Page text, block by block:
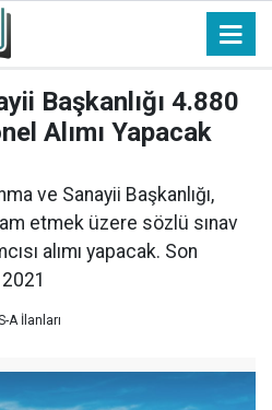
Başkanlığı 4.880
Alımı Yapacak
ve Sanayii Başkanlığı,
etmek üzere sözlü sınav
alımı yapacak. Son
A İlanları